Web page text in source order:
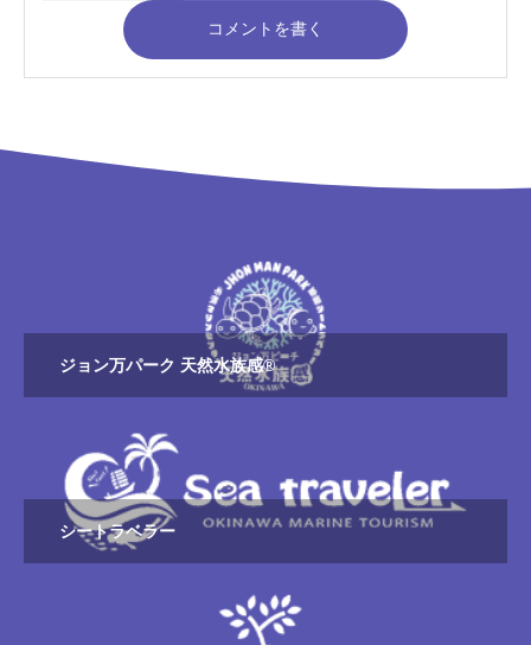
コメントを書く
ジョン万パーク 天然水族感®
シートラベラー